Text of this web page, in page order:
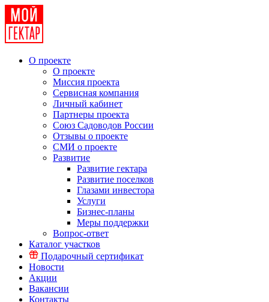
О проекте
О проекте
Миссия проекта
Сервисная компания
Личный кабинет
Партнеры проекта
Союз Садоводов России
Отзывы о проекте
СМИ о проекте
Развитие
Развитие гектара
Развитие поселков
Глазами инвестора
Услуги
Бизнес-планы
Меры поддержки
Вопрос-ответ
Каталог участков
Подарочный сертификат
Новости
Акции
Вакансии
Контакты